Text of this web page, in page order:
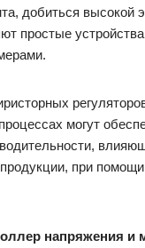
добиться высокой
простые
могут
при
напряжения и